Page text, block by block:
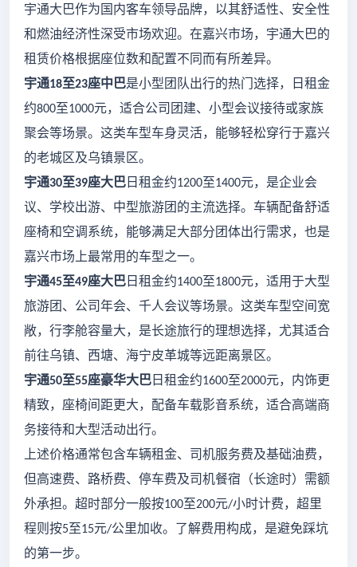
宇通大巴作为国内客车领导品牌，以其舒适性、安全性
和燃油经济性深受市场欢迎。在嘉兴市场，宇通大巴的
租赁价格根据座位数和配置不同而有所差异。
宇通18至23座中巴是小型团队出行的热门选择，日租金
约800至1000元，适合公司团建、小型会议接待或家族
聚会等场景。这类车型车身灵活，能够轻松穿行于嘉兴
的老城区及乌镇景区。
宇通30至39座大巴 日租金约1200至1400元，是企业会
议、学校出游、中型旅游团的主流选择。车辆配备舒适
座椅和空调系统，能够满足大部分团体出行需求，也是
嘉兴市场上最常用的车型之一。
宇通45至49座大巴 日租金约1400至1800元，适用于大型
旅游团、公司年会、千人会议等场景。这类车型空间宽
敞，行李舱容量大，是长途旅行的理想选择，尤其适合
前往乌镇、西塘、海宁皮革城等远距离景区。
宇通50至55座豪华大巴 日租金约1600至2000元，内饰更
精致，座椅间距更大，配备车载影音系统，适合高端商
务接待和大型活动出行。
上述价格通常包含车辆租金、司机服务费及基础油费，
但高速费、路桥费、停车费及司机餐宿（长途时）需额
外承担。超时部分一般按100至200元/小时计费，超里
程则按5至15元/公里加收。了解费用构成，是避免踩坑
的第一步。